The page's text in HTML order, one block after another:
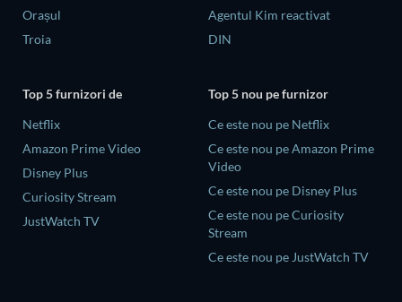
Orașul
Troia
Agentul Kim reactivat
DIN
Top 5 furnizori de
Netflix
Amazon Prime Video
Disney Plus
Curiosity Stream
JustWatch TV
Top 5 nou pe furnizor
Ce este nou pe Netflix
Ce este nou pe Amazon Prime
Video
Ce este nou pe Disney Plus
Ce este nou pe Curiosity
Stream
Ce este nou pe JustWatch TV